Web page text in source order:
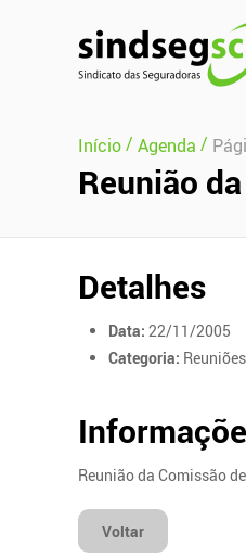
Início/ Agenda /
Reunião
Detalhes
Data: 22/11/2005
Categoria: Reuniões
Reunião da Comissão
Voltar